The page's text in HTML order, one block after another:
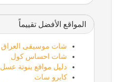
المواقع الأفضل تقييماً
شات موسيقى العراق
شات احساس كول
دليل مواقع بنوتة عسل
كايرو سات